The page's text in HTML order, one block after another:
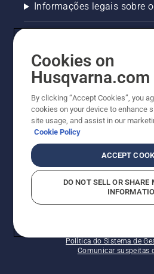
Informações legais sobre
Outros sites Husqvarna
Trabalhe Conosco
Política do Sistema de
Comunicar suspeitas
Cookies on
Husqvarna.com
By clicking “Accept Cookies”, you
cookies on your device to enhance
site usage, and assist in our
Cookie Policy
ACCEPT
DO NOT SELL OR SHARE